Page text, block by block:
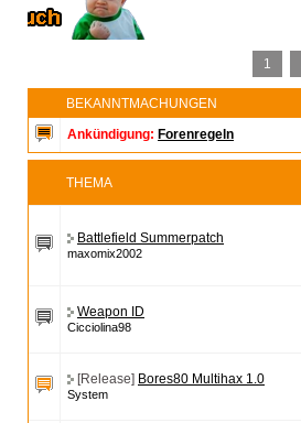
1
BEKANNTMACHUNGEN
Ankündigung: Forenregeln
THEMA
Battlefield Summerpatch
maxomix2002
Weapon ID
Cicciolina98
[Release] Bores80 Multihax 1.0
System